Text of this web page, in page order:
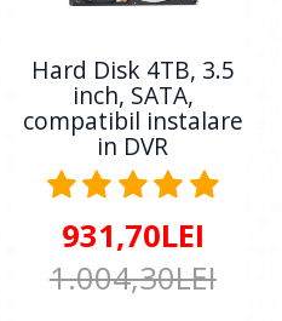
Hard Disk 4TB, 3.5
inch, SATA,
compatibil instalare
in DVR
931,70LEI
1.004,30LEI